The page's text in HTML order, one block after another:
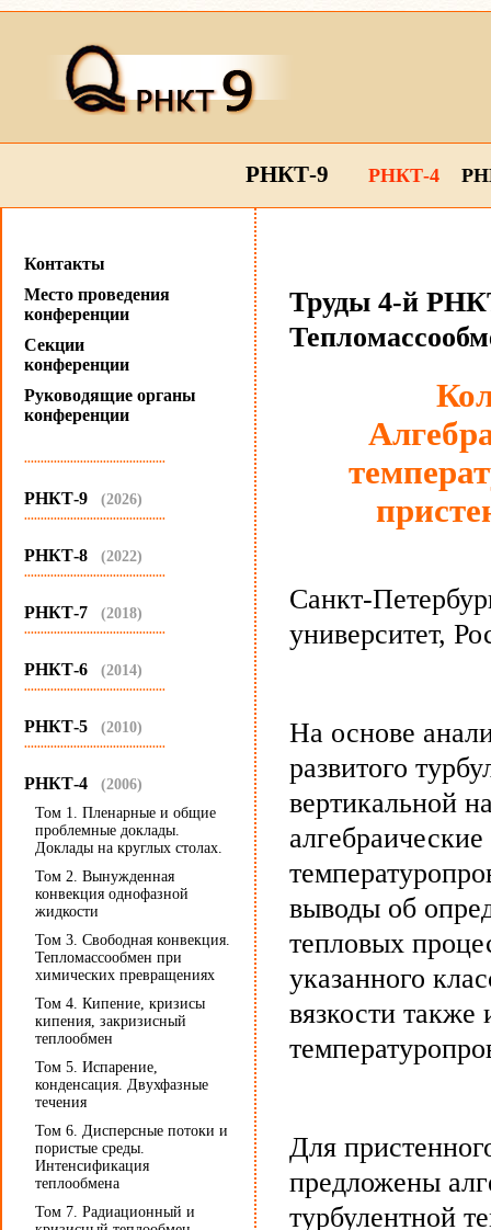
РНКТ-9 РНКТ-4
Контакты
Место проведения
конференции
Секции
конференции
Руководящие органы
конференции
...........................................
РНКТ-9 (2026)
...........................................
РНКТ-8 (2022)
...........................................
РНКТ-7 (2018)
...........................................
РНКТ-6 (2014)
...........................................
РНКТ-5 (2010)
...........................................
РНКТ-4 (2006)
Том 1. Пленарные и общие
проблемные доклады.
Доклады на круглых столах.
Том 2. Вынужденная
конвекция однофазной
жидкости
Том 3. Свободная конвекция.
Тепломассообмен при
химических превращениях
Том 4. Кипение, кризисы
кипения, закризисный
теплообмен
Том 5. Испарение,
конденсация. Двухфазные
течения
Том 6. Дисперсные потоки и
пористые среды.
Интенсификация
теплообмена
Том 7. Радиационный и
Труды 4-й
Санкт-
университет,
На основе
развитого
вертикальной
выводы об
тепловых
указанного
вязкости также
Для
предложены
турбулентной